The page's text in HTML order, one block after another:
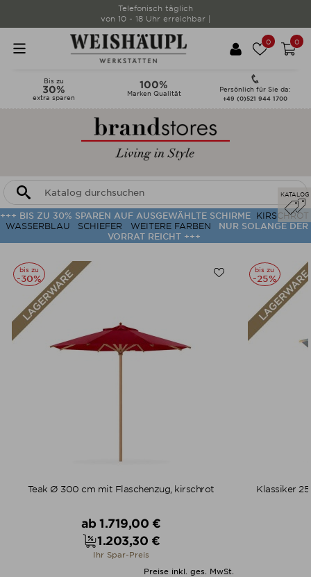
Telefonisch täglich
von 10 - 18 Uhr erreichbar |
0 0
Bis zu
30%
extra sparen
100%
Marken Qualität
Persönlich für Sie da:
+49 (0)521 944 1700
+++ BIS ZU 30% SPAREN AUF AUSGEWÄHLTE SCHIRME KIRSCHROT
WASSERBLAU
SCHIEFER WEITERE FARBEN
NUR SOLANGE DER
VORRAT REICHT +++
bis zu
-30%
Teak Ø 300 cm mit Flaschenzug, kirschrot
Verkaufspreis
ab 1.719,00 €
Preis
1.203,30 €
Ihr Spar-Preis
Preise inkl. ges. MwSt.
bis zu
-25%
Klassiker
KATALOG